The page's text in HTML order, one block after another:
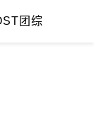
团综